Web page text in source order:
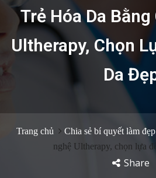
Trẻ Hóa Da
Ultherapy, Chọn
Da
Trang chủ Chia sẻ bí quyết làm đẹp
nghệ Ultherapy, chọn lựa
Share